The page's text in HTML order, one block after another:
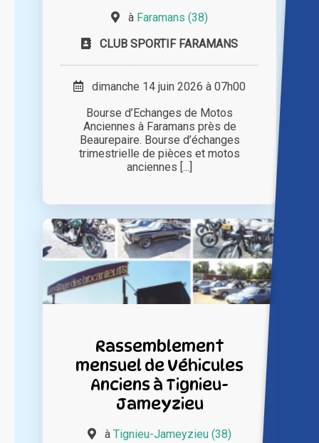
à Faramans (38)
CLUB SPORTIF FARAMANS
dimanche 14 juin 2026 à 07h00
Bourse d’Echanges de Motos
Anciennes à Faramans près de
Beaurepaire. Bourse d’échanges
trimestrielle de pièces et motos
anciennes [...]
Rassemblement
mensuel de Véhicules
Anciens à Tignieu-
Jameyzieu
à Tignieu-Jameyzieu (38)